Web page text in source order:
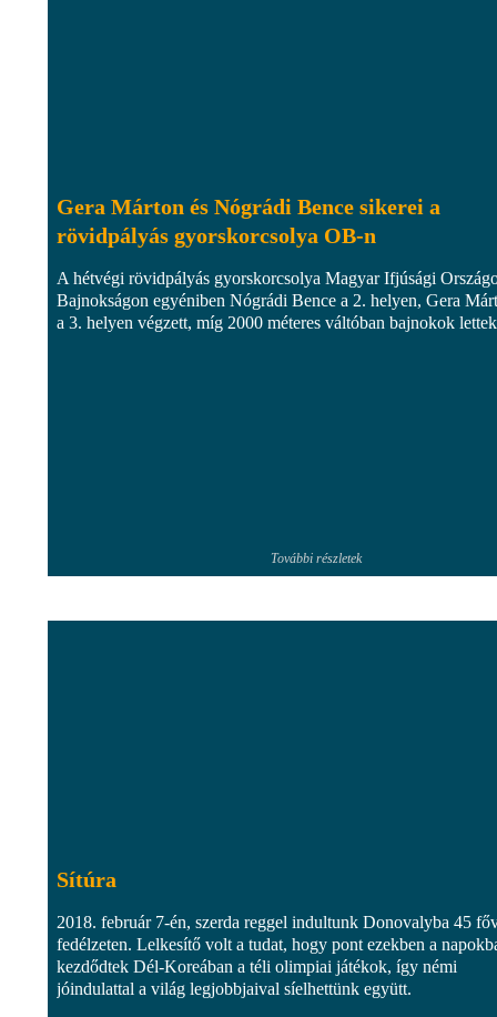
Gera Márton és Nógrádi Bence sikerei a
rövidpályás gyorskorcsolya OB-n
A hétvégi rövidpályás gyorskorcsolya Magyar Ifjúsági
Bajnokságon egyéniben Nógrádi Bence a 2. helyen, Gera
a 3. helyen végzett, míg 2000 méteres váltóban bajnokok
További részletek
Sítúra
2018. február 7-én, szerda reggel indultunk Donovalyba 45
fedélzeten. Lelkesítő volt a tudat, hogy pont ezekben a
kezdődtek Dél-Koreában a téli olimpiai játékok, így némi
jóindulattal a világ legjobbjaival síelhettünk együtt.